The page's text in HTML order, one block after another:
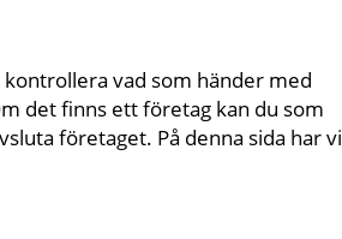
vad som händer med
det finns ett företag kan du som
företaget. På denna sida har vi